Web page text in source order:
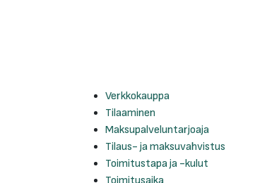
Verkkokauppa
Tilaaminen
Maksupalveluntarjoaja
Tilaus- ja maksuvahvistus
Toimitustapa ja -kulut